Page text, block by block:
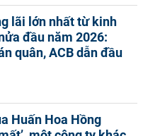
lãi lớn nhất từ kinh
đầu năm 2026:
quân, ACB dẫn đầu
Huấn Hoa Hồng